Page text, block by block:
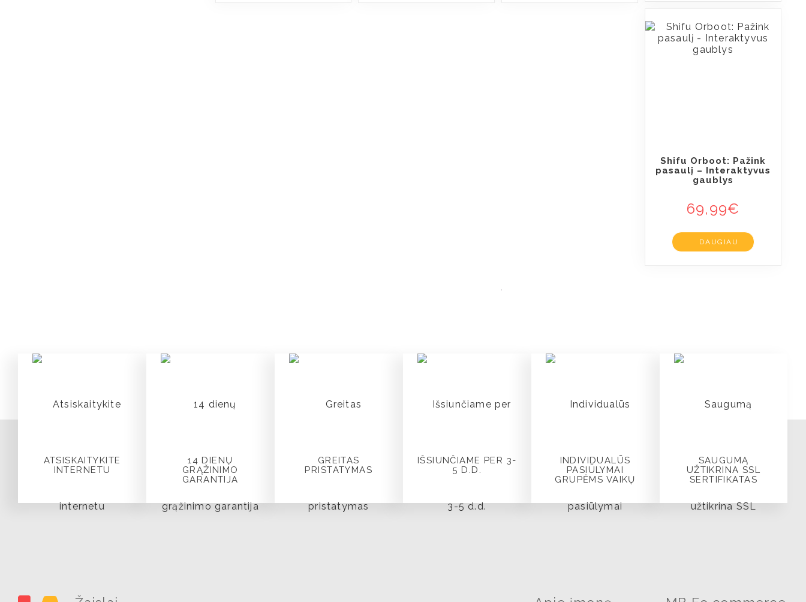
Shifu Orboot: Pažink
pasaulį – Interaktyvus
gaublys
69,99€
DAUGIAU
ATSISKAITYKITE
INTERNETU
14 DIENŲ
GRĄŽINIMO
GARANTIJA
GREITAS
PRISTATYMAS
IŠSIUNČIAME PER 3-
5 D.D.
INDIVIDUALŪS
PASIŪLYMAI
GRUPĖMS VAIKŲ
SAUGUMĄ
UŽTIKRINA SSL
SERTIFIKATAS